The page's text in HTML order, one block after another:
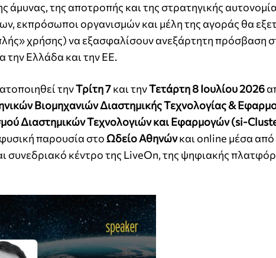
άμυνας, της αποτροπής και της στρατηγικής
εκπρόσωποι οργανισμών και μέλη της αγοράς θα
χρήσης) να εξασφαλίσουν ανεξάρτητη πρόσβαση
την Ελλάδα και την ΕΕ.
τηνΤρίτη 7και τηνΤετάρτη 8 Ιουλίου 2026
Βιομηχανιών Διαστημικής Τεχνολογίας &
Διαστημικών Τεχνολογιών και Εφαρμογών (si-
παρουσία στοΩδείο Αθηνώνκαι online μέσα από
συνεδριακό κέντρο της LiveOn, της ψηφιακής